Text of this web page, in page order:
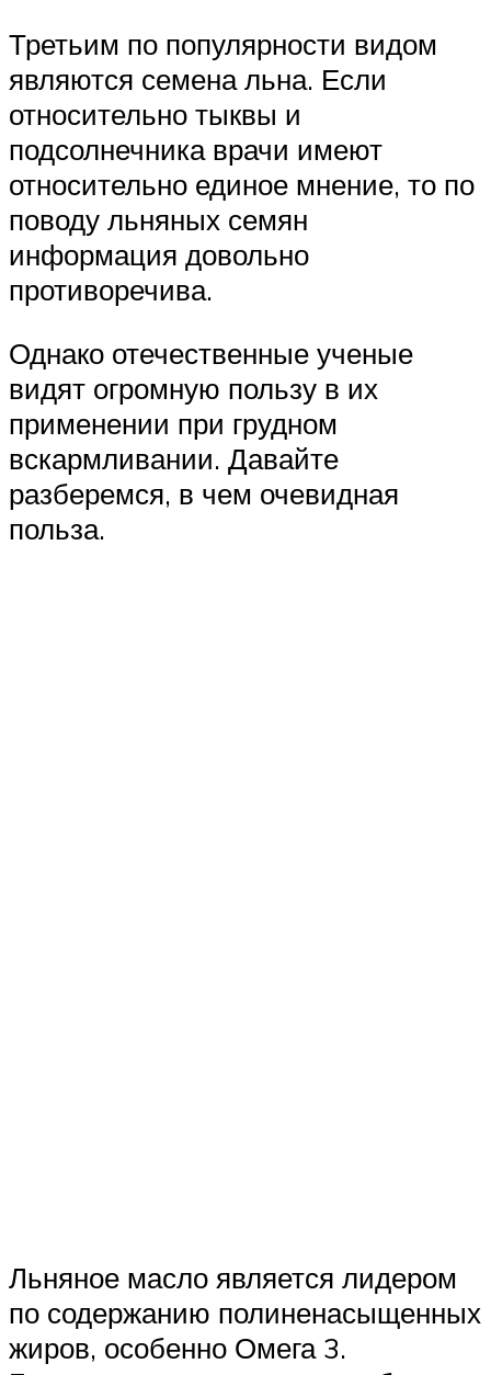
Третьим по популярности видом
являются семена льна. Если
относительно тыквы и
подсолнечника врачи имеют
относительно единое мнение, то по
поводу льняных семян
информация довольно
противоречива.
Однако отечественные ученые
видят огромную пользу в их
применении при грудном
вскармливании. Давайте
разберемся, в чем очевидная
польза.
Льняное масло является лидером
по содержанию полиненасыщенных
жиров, особенно Омега 3.